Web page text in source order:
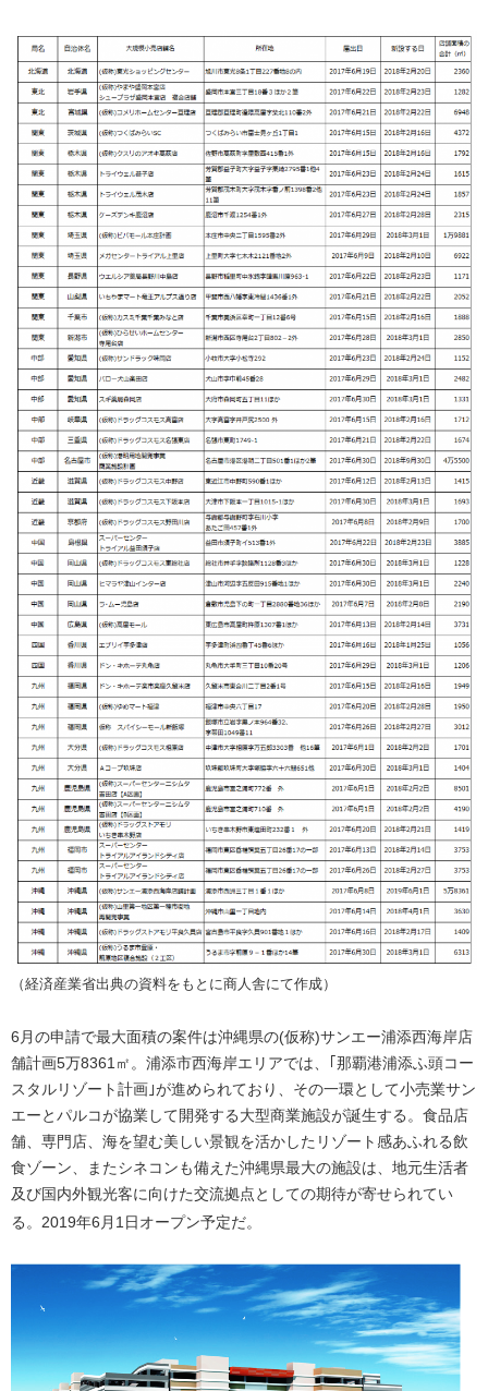
（経済産業省出典の資料をもとに商人舎にて作成）
6月の申請で最大面積の案件は沖縄県の(仮称)サンエー浦添西海岸店
舗計画5万8361㎡。浦添市西海岸エリアでは、｢那覇港浦添ふ頭コー
スタルリゾート計画｣が進められており、その一環として小売業サン
エーとパルコが協業して開発する大型商業施設が誕生する。食品店
舗、専門店、海を望む美しい景観を活かしたリゾート感あふれる飲
食ゾーン、またシネコンも備えた沖縄県最大の施設は、地元生活者
及び国内外観光客に向けた交流拠点としての期待が寄せられてい
る。2019年6月1日オープン予定だ。